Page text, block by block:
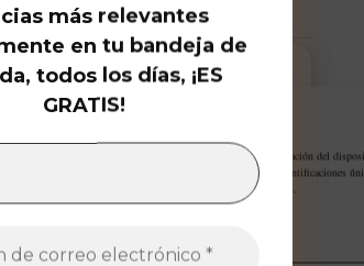
Gestiona tu privacidad
como las cookies para almacenar y/o acceder a la información del
procesar datos como el comportamiento de navegación o las identificaciones
afectar negativamente a ciertas características y funciones.
más relevantes
en tu bandeja de
todos los días, ¡ES
GRATIS!